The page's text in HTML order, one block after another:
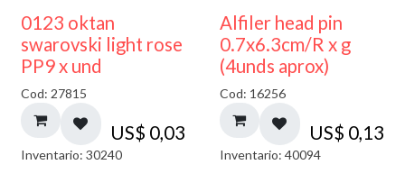
0123 oktan
swarovski light rose
PP9 x und
Cod: 27815
US$ 0,03
Inventario: 30240
Alfiler head pin
0.7x6.3cm/R x g
(4unds aprox)
Cod: 16256
US$ 0,13
Inventario: 40094